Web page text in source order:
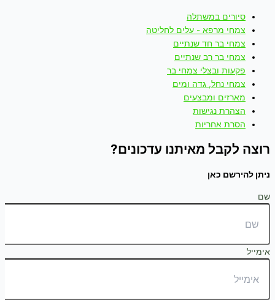
סיורים במשתלה
צמחי מרפא - עלים לחליטה
צמחי בר חד שנתיים
צמחי בר רב שנתיים
פקעות ובצלי צמחי בר
צמחי נחל, גדה ומים
מארזים ומבצעים
הצהרת נגישות
הסרת אחריות
רוצה לקבל מאיתנו עדכונים?
ניתן להירשם כאן
שם
אימייל